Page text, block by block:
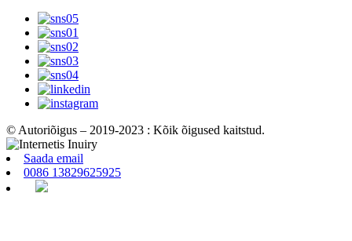
© Autoriõigus – 2019-2023 : Kõik õigused kaitstud.
Saada email
0086 13829625925